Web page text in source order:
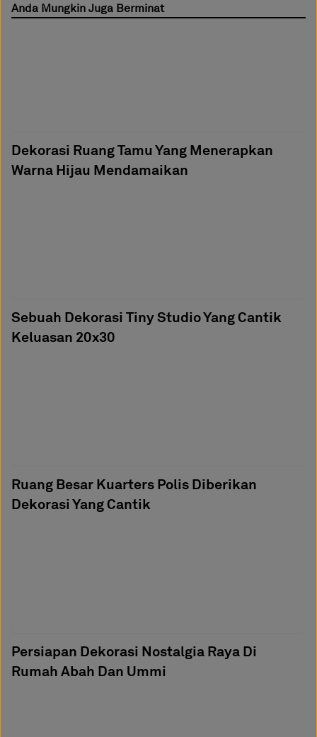
Anda Mungkin Juga Berminat
Dekorasi Ruang Tamu Yang Menerapkan
Warna Hijau Mendamaikan
Sebuah Dekorasi Tiny Studio Yang Cantik
Keluasan 20x30
Ruang Besar Kuarters Polis Diberikan
Dekorasi Yang Cantik
Persiapan Dekorasi Nostalgia Raya Di
Rumah Abah Dan Ummi